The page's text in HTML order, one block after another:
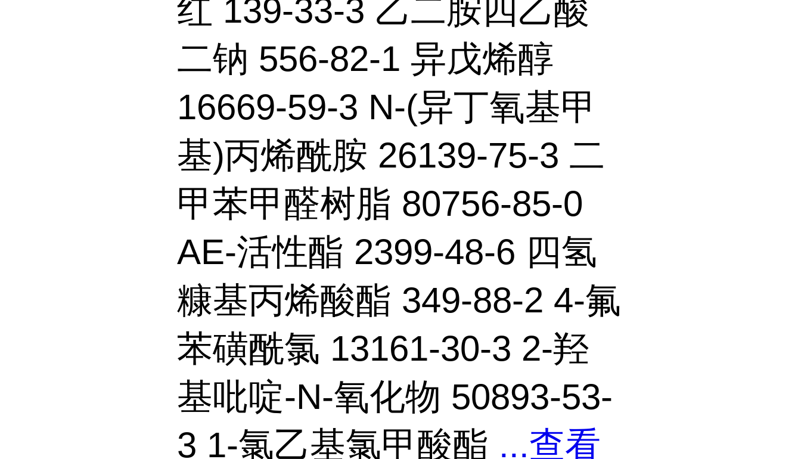
红 139-33-3 乙二胺四乙酸
二钠 556-82-1 异戊烯醇
16669-59-3 N-(异丁氧基甲
基)丙烯酰胺 26139-75-3 二
甲苯甲醛树脂 80756-85-0
AE-活性酯 2399-48-6 四氢
糠基丙烯酸酯 349-88-2 4-氟
苯磺酰氯 13161-30-3 2-羟
基吡啶-N-氧化物 50893-53-
3 1-氯乙基氯甲酸酯 ...查看